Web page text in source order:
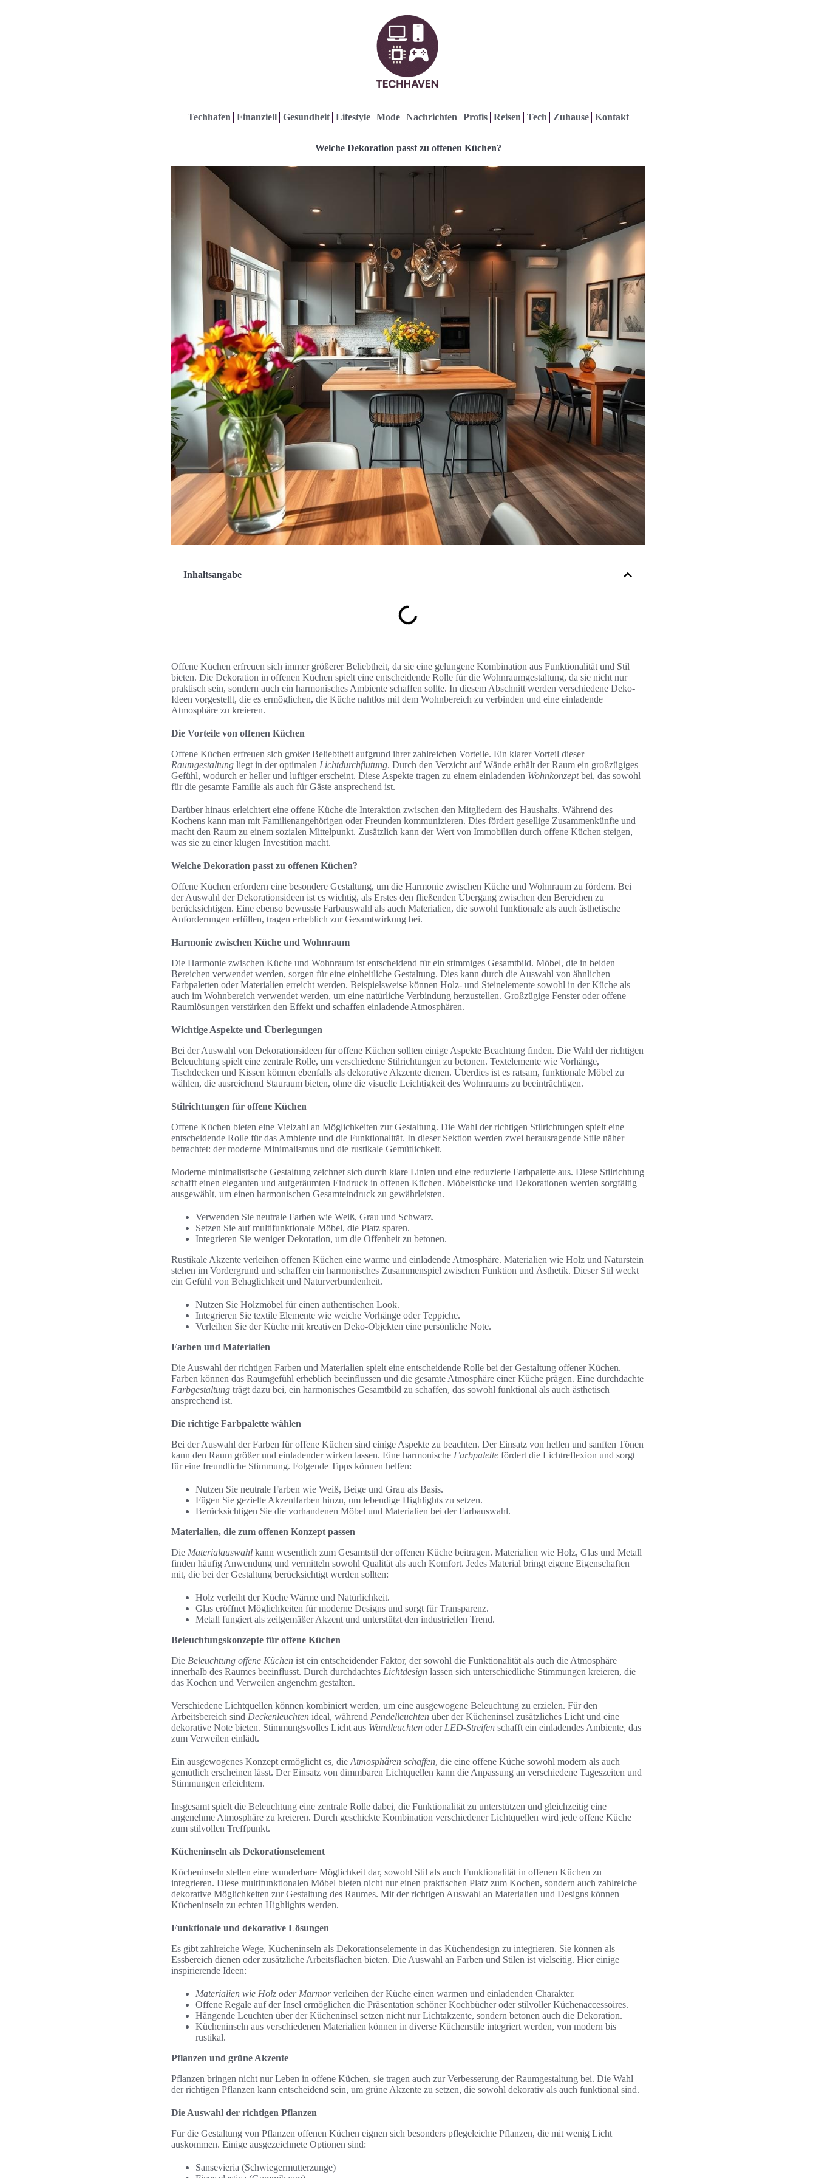
Techhafen Finanziell Gesundheit Lifestyle Mode Nachrichten Profis Reisen Tech Zuhause Kontakt
Welche Dekoration passt zu offenen Küchen?
Inhaltsangabe
Offene Küchen erfreuen sich immer größerer Beliebtheit, da sie eine gelungene Kombination aus Funktionalität und Stil
bieten. Die Dekoration in offenen Küchen spielt eine entscheidende Rolle für die Wohnraumgestaltung, da sie nicht nur
praktisch sein, sondern auch ein harmonisches Ambiente schaffen sollte. In diesem Abschnitt werden verschiedene Deko-
Ideen vorgestellt, die es ermöglichen, die Küche nahtlos mit dem Wohnbereich zu verbinden und eine einladende
Atmosphäre zu kreieren.
Die Vorteile von offenen Küchen
Offene Küchen erfreuen sich großer Beliebtheit aufgrund ihrer zahlreichen Vorteile. Ein klarer Vorteil dieser
Raumgestaltung liegt in der optimalen Lichtdurchflutung. Durch den Verzicht auf Wände erhält der Raum ein großzügiges
Gefühl, wodurch er heller und luftiger erscheint. Diese Aspekte tragen zu einem einladenden Wohnkonzeptbei, das sowohl
für die gesamte Familie als auch für Gäste ansprechend ist.
Darüber hinaus erleichtert eine offene Küche die Interaktion zwischen den Mitgliedern des Haushalts. Während des
Kochens kann man mit Familienangehörigen oder Freunden kommunizieren. Dies fördert gesellige Zusammenkünfte und
macht den Raum zu einem sozialen Mittelpunkt. Zusätzlich kann der Wert von Immobilien durch offene Küchen steigen,
was sie zu einer klugen Investition macht.
Welche Dekoration passt zu offenen Küchen?
Offene Küchen erfordern eine besondere Gestaltung, um die Harmonie zwischen Küche und Wohnraum zu fördern. Bei
der Auswahl der Dekorationsideen ist es wichtig, als Erstes den fließenden Übergang zwischen den Bereichen zu
berücksichtigen. Eine ebenso bewusste Farbauswahl als auch Materialien, die sowohl funktionale als auch ästhetische
Anforderungen erfüllen, tragen erheblich zur Gesamtwirkung bei.
Harmonie zwischen Küche und Wohnraum
Die Harmonie zwischen Küche und Wohnraum ist entscheidend für ein stimmiges Gesamtbild. Möbel, die in beiden
Bereichen verwendet werden, sorgen für eine einheitliche Gestaltung. Dies kann durch die Auswahl von ähnlichen
Farbpaletten oder Materialien erreicht werden. Beispielsweise können Holz- und Steinelemente sowohl in der Küche als
auch im Wohnbereich verwendet werden, um eine natürliche Verbindung herzustellen. Großzügige Fenster oder offene
Raumlösungen verstärken den Effekt und schaffen einladende Atmosphären.
Wichtige Aspekte und Überlegungen
Bei der Auswahl von Dekorationsideen für offene Küchen sollten einige Aspekte Beachtung finden. Die Wahl der richtigen
Beleuchtung spielt eine zentrale Rolle, um verschiedene Stilrichtungen zu betonen. Textelemente wie Vorhänge,
Tischdecken und Kissen können ebenfalls als dekorative Akzente dienen. Überdies ist es ratsam, funktionale Möbel zu
wählen, die ausreichend Stauraum bieten, ohne die visuelle Leichtigkeit des Wohnraums zu beeinträchtigen.
Stilrichtungen für offene Küchen
Offene Küchen bieten eine Vielzahl an Möglichkeiten zur Gestaltung. Die Wahl der richtigen Stilrichtungen spielt eine
entscheidende Rolle für das Ambiente und die Funktionalität. In dieser Sektion werden zwei herausragende Stile näher
betrachtet: der moderne Minimalismus und die rustikale Gemütlichkeit.
Moderne minimalistische Gestaltung zeichnet sich durch klare Linien und eine reduzierte Farbpalette aus. Diese Stilrichtung
schafft einen eleganten und aufgeräumten Eindruck in offenen Küchen. Möbelstücke und Dekorationen werden sorgfältig
ausgewählt, um einen harmonischen Gesamteindruck zu gewährleisten.
Verwenden Sie neutrale Farben wie Weiß, Grau und Schwarz.
Setzen Sie auf multifunktionale Möbel, die Platz sparen.
Integrieren Sie weniger Dekoration, um die Offenheit zu betonen.
Rustikale Akzente verleihen offenen Küchen eine warme und einladende Atmosphäre. Materialien wie Holz und Naturstein
stehen im Vordergrund und schaffen ein harmonisches Zusammenspiel zwischen Funktion und Ästhetik. Dieser Stil weckt
ein Gefühl von Behaglichkeit und Naturverbundenheit.
Nutzen Sie Holzmöbel für einen authentischen Look.
Integrieren Sie textile Elemente wie weiche Vorhänge oder Teppiche.
Verleihen Sie der Küche mit kreativen Deko-Objekten eine persönliche Note.
Farben und Materialien
Die Auswahl der richtigen Farben und Materialien spielt eine entscheidende Rolle bei der Gestaltung offener Küchen.
Farben können das Raumgefühl erheblich beeinflussen und die gesamte Atmosphäre einer Küche prägen. Eine durchdachte
Farbgestaltung trägt dazu bei, ein harmonisches Gesamtbild zu schaffen, das sowohl funktional als auch ästhetisch
ansprechend ist.
Die richtige Farbpalette wählen
Bei der Auswahl der Farben für offene Küchen sind einige Aspekte zu beachten. Der Einsatz von hellen und sanften Tönen
kann den Raum größer und einladender wirken lassen. Eine harmonische Farbpalette fördert die Lichtreflexion und sorgt
für eine freundliche Stimmung. Folgende Tipps können helfen:
Nutzen Sie neutrale Farben wie Weiß, Beige und Grau als Basis.
Fügen Sie gezielte Akzentfarben hinzu, um lebendige Highlights zu setzen.
Berücksichtigen Sie die vorhandenen Möbel und Materialien bei der Farbauswahl.
Materialien, die zum offenen Konzept passen
Die Materialauswahl kann wesentlich zum Gesamtstil der offenen Küche beitragen. Materialien wie Holz, Glas und Metall
finden häufig Anwendung und vermitteln sowohl Qualität als auch Komfort. Jedes Material bringt eigene Eigenschaften
mit, die bei der Gestaltung berücksichtigt werden sollten:
Holz verleiht der Küche Wärme und Natürlichkeit.
Glas eröffnet Möglichkeiten für moderne Designs und sorgt für Transparenz.
Metall fungiert als zeitgemäßer Akzent und unterstützt den industriellen Trend.
Beleuchtungskonzepte für offene Küchen
Die Beleuchtung offene Küchen ist ein entscheidender Faktor, der sowohl die Funktionalität als auch die Atmosphäre
innerhalb des Raumes beeinflusst. Durch durchdachtes Lichtdesign lassen sich unterschiedliche Stimmungen kreieren, die
das Kochen und Verweilen angenehm gestalten.
Verschiedene Lichtquellen können kombiniert werden, um eine ausgewogene Beleuchtung zu erzielen. Für den
Arbeitsbereich sind Deckenleuchten ideal, während Pendelleuchten über der Kücheninsel zusätzliches Licht und eine
dekorative Note bieten. Stimmungsvolles Licht aus Wandleuchten oder LED-Streifen schafft ein einladendes Ambiente, das
zum Verweilen einlädt.
Ein ausgewogenes Konzept ermöglicht es, die Atmosphären schaffen, die eine offene Küche sowohl modern als auch
gemütlich erscheinen lässt. Der Einsatz von dimmbaren Lichtquellen kann die Anpassung an verschiedene Tageszeiten und
Stimmungen erleichtern.
Insgesamt spielt die Beleuchtung eine zentrale Rolle dabei, die Funktionalität zu unterstützen und gleichzeitig eine
angenehme Atmosphäre zu kreieren. Durch geschickte Kombination verschiedener Lichtquellen wird jede offene Küche
zum stilvollen Treffpunkt.
Kücheninseln als Dekorationselement
Kücheninseln stellen eine wunderbare Möglichkeit dar, sowohl Stil als auch Funktionalität in offenen Küchen zu
integrieren. Diese multifunktionalen Möbel bieten nicht nur einen praktischen Platz zum Kochen, sondern auch zahlreiche
dekorative Möglichkeiten zur Gestaltung des Raumes. Mit der richtigen Auswahl an Materialien und Designs können
Kücheninseln zu echten Highlights werden.
Funktionale und dekorative Lösungen
Es gibt zahlreiche Wege, Kücheninseln als Dekorationselemente in das Küchendesign zu integrieren. Sie können als
Essbereich dienen oder zusätzliche Arbeitsflächen bieten. Die Auswahl an Farben und Stilen ist vielseitig. Hier einige
inspirierende Ideen:
Materialien wie Holz oder Marmorverleihen der Küche einen warmen und einladenden Charakter.
Offene Regale auf der Insel ermöglichen die Präsentation schöner Kochbücher oder stilvoller Küchenaccessoires.
Hängende Leuchten über der Kücheninsel setzen nicht nur Lichtakzente, sondern betonen auch die Dekoration.
Kücheninseln aus verschiedenen Materialien können in diverse Küchenstile integriert werden, von modern bis
rustikal.
Pflanzen und grüne Akzente
Pflanzen bringen nicht nur Leben in offene Küchen, sie tragen auch zur Verbesserung der Raumgestaltung bei. Die Wahl
der richtigen Pflanzen kann entscheidend sein, um grüne Akzente zu setzen, die sowohl dekorativ als auch funktional sind.
Die Auswahl der richtigen Pflanzen
Für die Gestaltung von Pflanzen offenen Küchen eignen sich besonders pflegeleichte Pflanzen, die mit wenig Licht
auskommen. Einige ausgezeichnete Optionen sind:
Sansevieria (Schwiegermutterzunge)